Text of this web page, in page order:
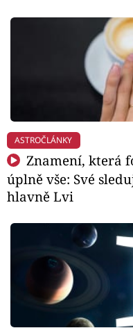
ASTROČLÁNKY
Znamení, která
úplně vše: Své
hlavně Lvi